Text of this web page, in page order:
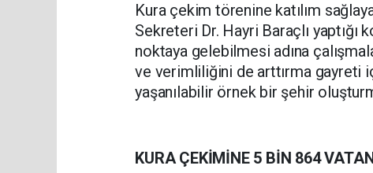
Kura çekim törenine katılım
Sekreteri Dr. Hayri Baraçlı yaptığı
noktaya gelebilmesi adına
ve verimliliğini de arttırma gayreti
yaşanılabilir örnek bir şehir
KURA ÇEKİMİNE 5 BİN 864